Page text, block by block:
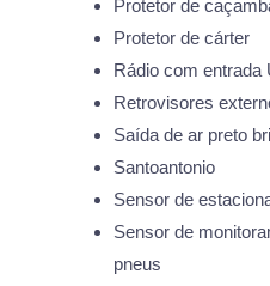
Protetor de
Protetor de cárter
Rádio com entrada
Retrovisores
Saída de ar preto
Santoantonio
Sensor de
Sensor de
pneus